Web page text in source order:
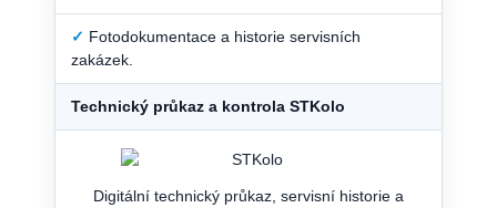
✓ Fotodokumentace a historie servisních
zakázek.
Technický průkaz a kontrola STKolo
Digitální technický průkaz, servisní historie a